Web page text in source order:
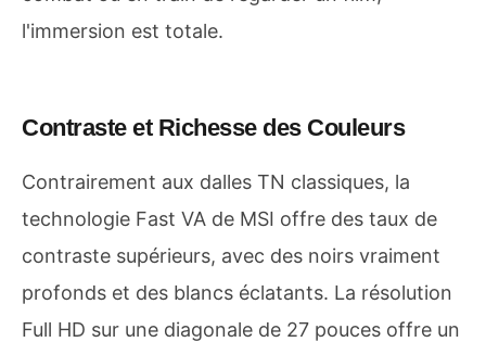
l'immersion est totale.
Contraste et Richesse des Couleurs
Contrairement aux dalles TN classiques, la
technologie Fast VA de MSI offre des taux de
contraste supérieurs, avec des noirs vraiment
profonds et des blancs éclatants. La résolution
Full HD sur une diagonale de 27 pouces offre un